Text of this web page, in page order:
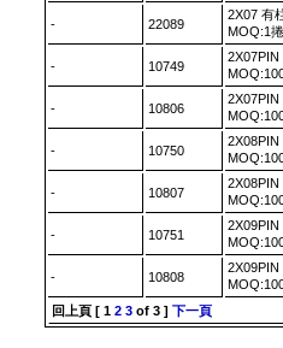
- 22089
2X07 有
MOQ:1
- 10749
- 10806
- 10750
- 10807
- 10751
- 10808
回上頁 [ 1 2 3 of 3 ] 下一頁